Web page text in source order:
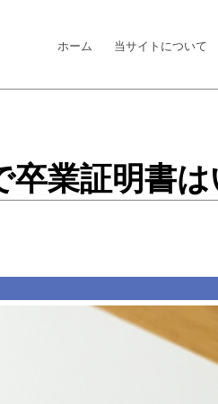
ホーム 当サイトについて
卒業証明書